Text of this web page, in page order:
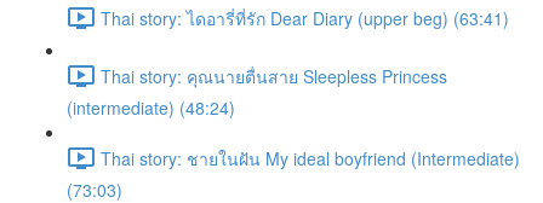
Thai story: ไดอารี่ที่รัก Dear Diary (upper beg) (63:41)
Thai story: คุณนายตื่นสาย Sleepless Princess
(intermediate) (48:24)
Thai story: ชายในฝัน My ideal boyfriend (Intermediate)
(73:03)